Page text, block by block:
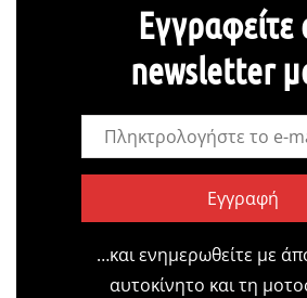
Εγγραφείτε
newsletter
Εγγραφή
…και ενημερωθείτε με
αυτοκίνητο και τη